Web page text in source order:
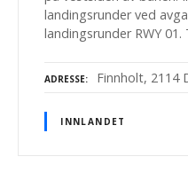
landingsrunder ved
landingsrunder RWY
ADRESSE Finnholt, 2114
INNLANDET